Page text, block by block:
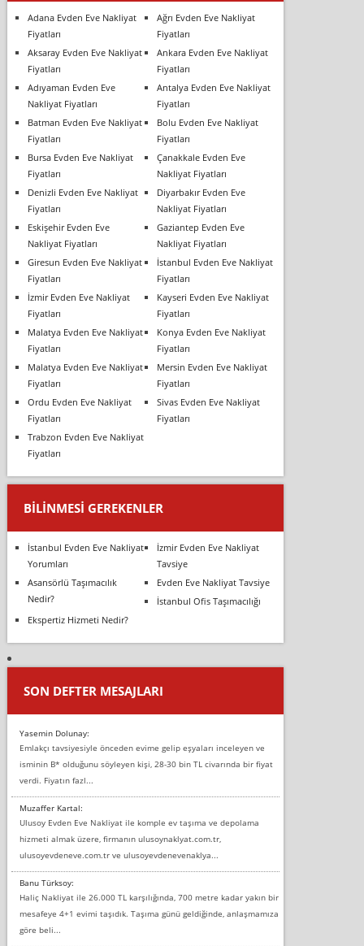
Adana Evden Eve Nakliyat
Fiyatları
Ağrı Evden Eve Nakliyat
Fiyatları
Aksaray Evden Eve Nakliyat
Fiyatları
Ankara Evden Eve Nakliyat
Fiyatları
Adıyaman Evden Eve
Nakliyat Fiyatları
Antalya Evden Eve Nakliyat
Fiyatları
Batman Evden Eve Nakliyat
Fiyatları
Bolu Evden Eve Nakliyat
Fiyatları
Bursa Evden Eve Nakliyat
Fiyatları
Çanakkale Evden Eve
Nakliyat Fiyatları
Denizli Evden Eve Nakliyat
Fiyatları
Diyarbakır Evden Eve
Nakliyat Fiyatları
Eskişehir Evden Eve
Nakliyat Fiyatları
Gaziantep Evden Eve
Nakliyat Fiyatları
Giresun Evden Eve Nakliyat
Fiyatları
İstanbul Evden Eve Nakliyat
Fiyatları
İzmir Evden Eve Nakliyat
Fiyatları
Kayseri Evden Eve Nakliyat
Fiyatları
Malatya Evden Eve Nakliyat
Fiyatları
Konya Evden Eve Nakliyat
Fiyatları
Malatya Evden Eve Nakliyat
Fiyatları
Mersin Evden Eve Nakliyat
Fiyatları
Ordu Evden Eve Nakliyat
Fiyatları
Sivas Evden Eve Nakliyat
Fiyatları
Trabzon Evden Eve Nakliyat
Fiyatları
BILINMESI GEREKENLER
İstanbul Evden Eve Nakliyat
Yorumları
İzmir Evden Eve Nakliyat
Tavsiye
Asansörlü Taşımacılık
Nedir?
Evden Eve Nakliyat Tavsiye
İstanbul Ofis Taşımacılığı
Ekspertiz Hizmeti Nedir?
SON DEFTER MESAJLARI
Yasemin Dolunay:
Emlakçı tavsiyesiyle önceden evime gelip eşyaları inceleyen ve
isminin B* olduğunu söyleyen kişi, 28-30 bin TL civarında bir fiyat
verdi. Fiyatın fazl...
Muzaffer Kartal:
Ulusoy Evden Eve Nakliyat ile komple ev taşıma ve depolama
hizmeti almak üzere, firmanın ulusoynaklyat.com.tr,
ulusoyevdeneve.com.tr ve ulusoyevdenevenaklya...
Banu Türksoy:
Haliç Nakliyat ile 26.000 TL karşılığında, 700 metre kadar yakın bir
mesafeye 4+1 evimi taşıdık. Taşıma günü geldiğinde, anlaşmamıza
göre beli...